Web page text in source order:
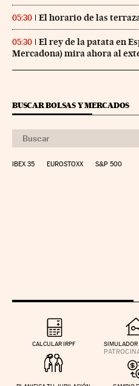
05:30 El horario de las
05:30
El rey de la patata en
Mercadona) mira ahora al
BUSCAR BOLSAS Y MERCADOS
IBEX 35 EUROSTOXX S&P 500
CALCULAR IRPF SIMULADOR